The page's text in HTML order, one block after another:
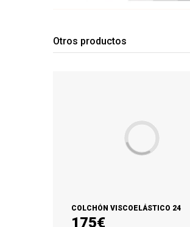
Otros productos
COLCHÓN VISCOELÁSTICO 24
175€